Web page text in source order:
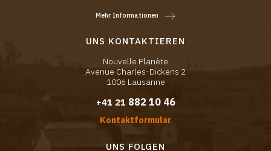
Mehr Informationen
UNS KONTAKTIEREN
Nouvelle Planète
Avenue Charles-Dickens 2
1006 Lausanne
+41 21 882 10 46
Kontaktformular
UNS FOLGEN